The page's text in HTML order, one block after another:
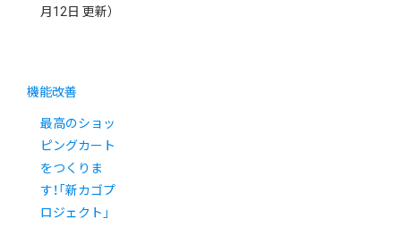
月12日 更新）
機能改善
最高のショッ
ピングカート
をつくりま
す！「新カゴプ
ロジェクト」